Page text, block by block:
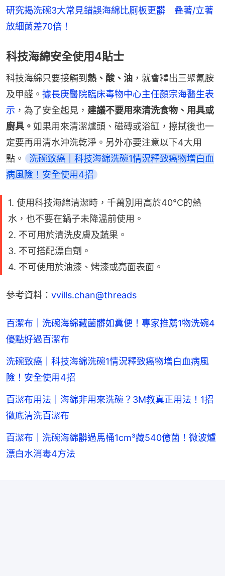
研究揭洗碗3大常見錯誤海綿比厠板更髒　叠著/立著
放細菌差70倍！
科技海綿安全使用4貼士
科技海綿只要接觸到 熱、酸、油 ，就會釋出三聚氰胺
及甲醛。 據長庚醫院臨床毒物中心主任顏宗海醫生表
示 ，為了安全起見， 建議不要用來清洗食物、用具或
廚具。 如果用來清潔爐頭、磁磚或浴缸，擦拭後也一
定要再用清水沖洗乾淨。另外亦要注意以下4大用
點。
洗碗致癌｜科技海綿洗碗1情況釋致癌物增白血
病風險！安全使用4招
1. 使用科技海綿清潔時，千萬別用高於40°C的熱
水，也不要在鍋子未降溫前使用。
2. 不可用於清洗皮膚及蔬果。
3. 不可搭配漂白劑。
4. 不可使用於油漆、烤漆或亮面表面。
參考資料： vvills.chan@threads
百潔布｜洗碗海綿藏菌髒如糞便！專家推薦1物洗碗4
優點好過百潔布
洗碗致癌｜科技海綿洗碗1情況釋致癌物增白血病風
險！安全使用4招
百潔布用法｜海綿非用來洗碗？3M教真正用法！1招
徹底清洗百潔布
百潔布｜洗碗海綿髒過馬桶1cm³藏540億菌！微波爐
漂白水消毒4方法